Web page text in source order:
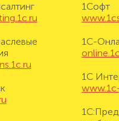
1Софт
1С-
1С